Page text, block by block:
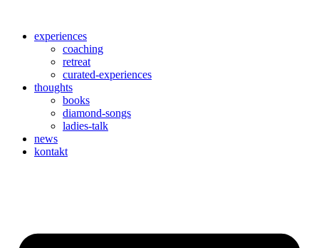
contentexperiences
coaching
retreat
curated-experiences
thoughts
books
diamond-songs
ladies-talk
news
kontakt